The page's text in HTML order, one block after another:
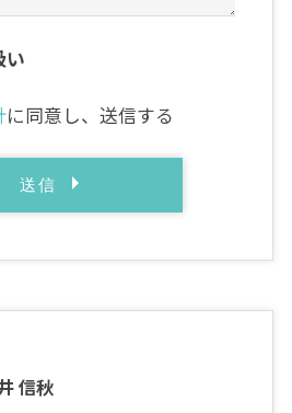
い
に同意し、送信する
信秋